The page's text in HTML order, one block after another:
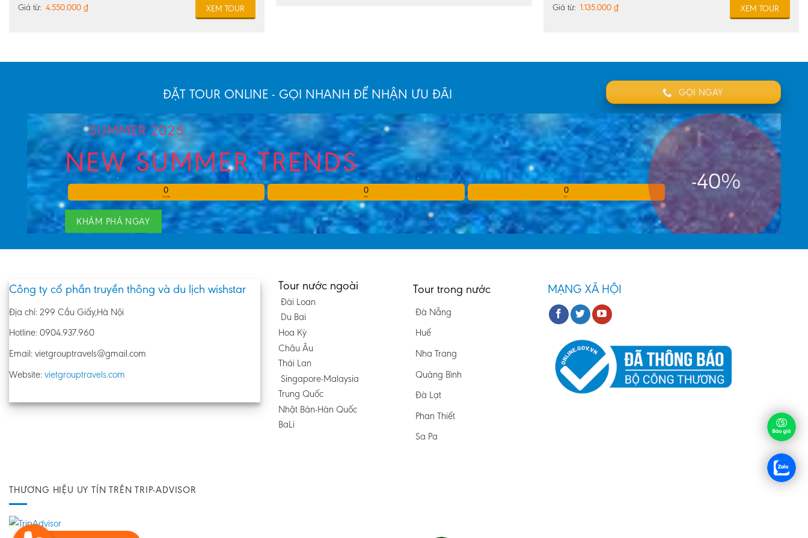
Giá từ: 4.550.000 ₫ XEM TOUR Giá từ: 1.135.000₫ XEM TOUR
ĐẶT TOUR ONLINE - GỌI NHANH ĐỂ NHẬN ƯU ĐÃI GỌI NGAY
SUMMER 2025
NEW SUMMER TRENDS
0
HOURS
0
MIN
0
SEC
KHÁM PHÁ NGAY
-40%
Công ty cổ phần truyền thông và du lịch wishstar
Địa chỉ: 299 Cầu Giấy,Hà Nội
Hotline: 0904.937.960
Email: vietgrouptravels@gmail.com
Website: vietgrouptravels.com
Tour nước ngoài
Đài Loan
Du Bai
Hoa Kỳ
Châu Âu
Thái Lan
Singapore-Malaysia
Trung Quốc
Nhật Bản-Hàn Quốc
BaLi
Tour trong nước
Đà Nẵng
Huế
Nha Trang
Quảng Bình
Đà Lạt
Phan Thiết
Sa Pa
MẠNG XÃ HỘI
THƯƠNG HIỆU UY TÍN TRÊN TRIP-ADVISOR